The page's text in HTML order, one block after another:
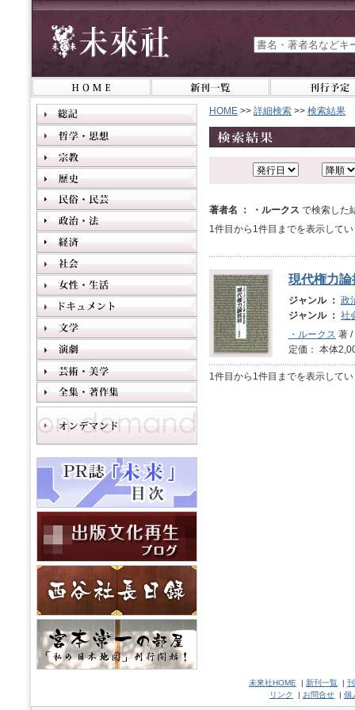
HOME >> 詳細検索 >> 検索結果
著者名 ： ・ルークス で検索した
1件目から1件目までを表示して
現代権力論
ジャンル ： 政
ジャンル ： 社
・ルークス 著 /
定価： 本体
1件目から1件目までを表示して
未來社HOME | 新刊一覧 |
リンク
| お問合せ | 個